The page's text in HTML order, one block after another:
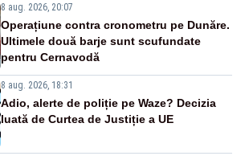
8 aug. 2026, 20:07
Operațiune contra cronometru pe Dunăre.
Ultimele două barje sunt scufundate
pentru Cernavodă
8 aug. 2026, 18:31
Adio, alerte de poliție pe Waze? Decizia
luată de Curtea de Justiție a UE